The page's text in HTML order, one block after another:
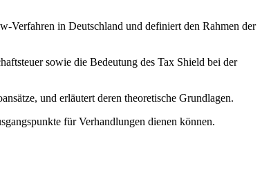
Verfahren in Deutschland und definiert den Rahmen der
sowie die Bedeutung des Tax Shield bei der
und erläutert deren theoretische Grundlagen.
für Verhandlungen dienen können.